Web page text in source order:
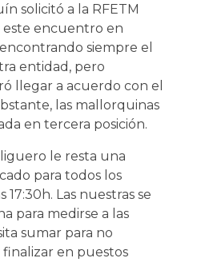
solicitó a la RFETM
este encuentro en
siempre el
entidad, pero
llegar a acuerdo con el
las mallorquinas
en tercera posición.
le resta una
para todos los
17:30h. Las nuestras se
para medirse a las
sumar para no
en puestos